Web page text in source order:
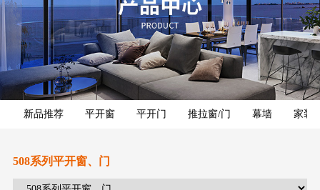
新品推荐 平开窗 平开门 推拉窗/门 幕墙 家装
508系列平开窗、门